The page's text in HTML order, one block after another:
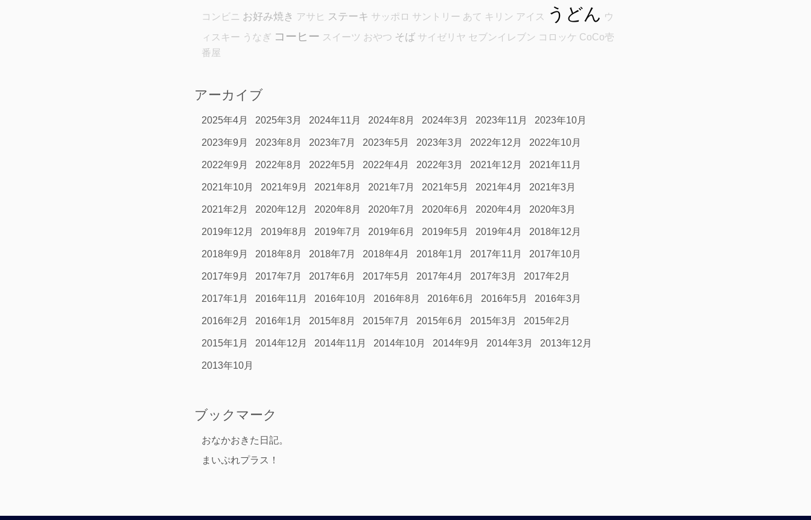
コンビニ お好み焼き アサヒ ステーキ サッポロ サントリー あて キリン アイス うどん ウ
ィスキー うなぎ コーヒー スイーツ おやつ そば サイゼリヤ セブンイレブン コロッケ CoCo壱
番屋
アーカイブ
2025年4月 2025年3月 2024年11月 2024年8月 2024年3月 2023年11月 2023年10月
2023年9月 2023年8月 2023年7月 2023年5月 2023年3月 2022年12月 2022年10月
2022年9月 2022年8月 2022年5月 2022年4月 2022年3月 2021年12月 2021年11月
2021年10月 2021年9月 2021年8月 2021年7月 2021年5月 2021年4月 2021年3月
2021年2月 2020年12月 2020年8月 2020年7月 2020年6月 2020年4月 2020年3月
2019年12月 2019年8月 2019年7月 2019年6月 2019年5月 2019年4月 2018年12月
2018年9月 2018年8月 2018年7月 2018年4月 2018年1月 2017年11月 2017年10月
2017年9月 2017年7月 2017年6月 2017年5月 2017年4月 2017年3月 2017年2月
2017年1月 2016年11月 2016年10月 2016年8月 2016年6月 2016年5月 2016年3月
2016年2月 2016年1月 2015年8月 2015年7月 2015年6月 2015年3月 2015年2月
2015年1月 2014年12月 2014年11月 2014年10月 2014年9月 2014年3月 2013年12月
2013年10月
ブックマーク
おなかおきた日記。
まいぷれプラス！